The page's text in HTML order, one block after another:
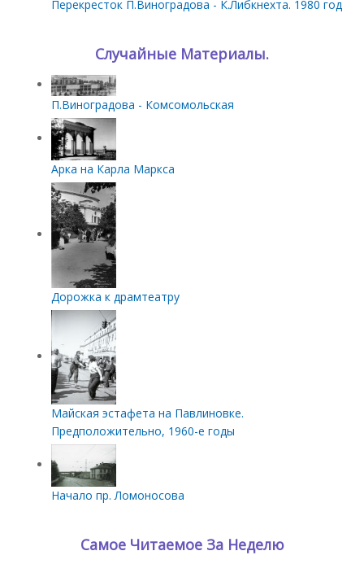
Перекресток П.Виноградова - К.Либкнехта. 1980 год
Случайные Материалы.
П.Виноградова - Комсомольская
Арка на Карла Маркса
Дорожка к драмтеатру
Майская эстафета на Павлиновке.
Предположительно, 1960-е годы
Начало пр. Ломоносова
Самое Читаемое За Неделю